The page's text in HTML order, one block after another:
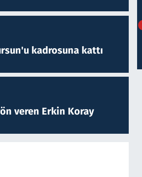
kadrosuna kattı
veren Erkin Koray